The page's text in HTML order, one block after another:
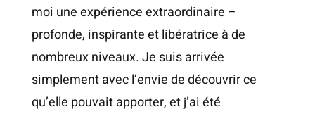
moi une expérience extraordinaire –
profonde, inspirante et libératrice à de
nombreux niveaux. Je suis arrivée
simplement avec l’envie de découvrir ce
qu’elle pouvait apporter, et j’ai été